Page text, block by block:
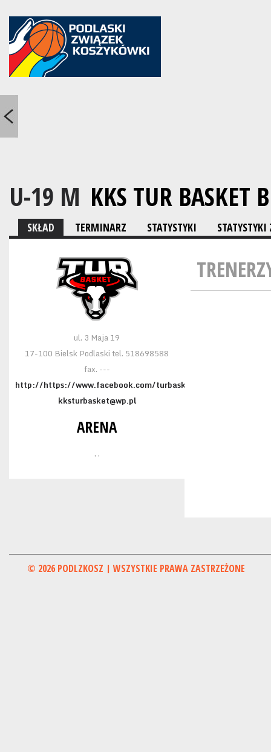
U-19 M KKS TUR BASKET
SKŁAD TERMINARZ STATYSTYKI
ul. 3 Maja 19
17-100 Bielsk Podlaski tel. 518698588
fax. ---
http://https://www.facebook.com/turbasket
kksturbasket@wp.pl
ARENA
, ,
© 2026 PODLZKOSZ | WSZYSTKIE PRAWA ZASTRZEŻONE